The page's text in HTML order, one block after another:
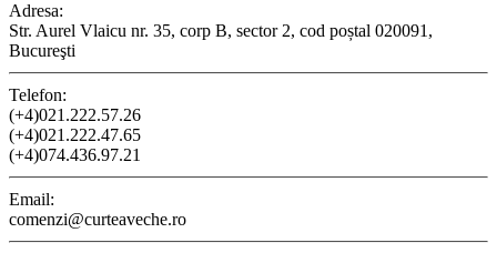
Adresa:
Str. Aurel Vlaicu nr. 35, corp B, sector 2, cod poștal 020091,
Bucureşti
Telefon:
(+4)021.222.57.26
(+4)021.222.47.65
(+4)074.436.97.21
Email:
comenzi@curteaveche.ro